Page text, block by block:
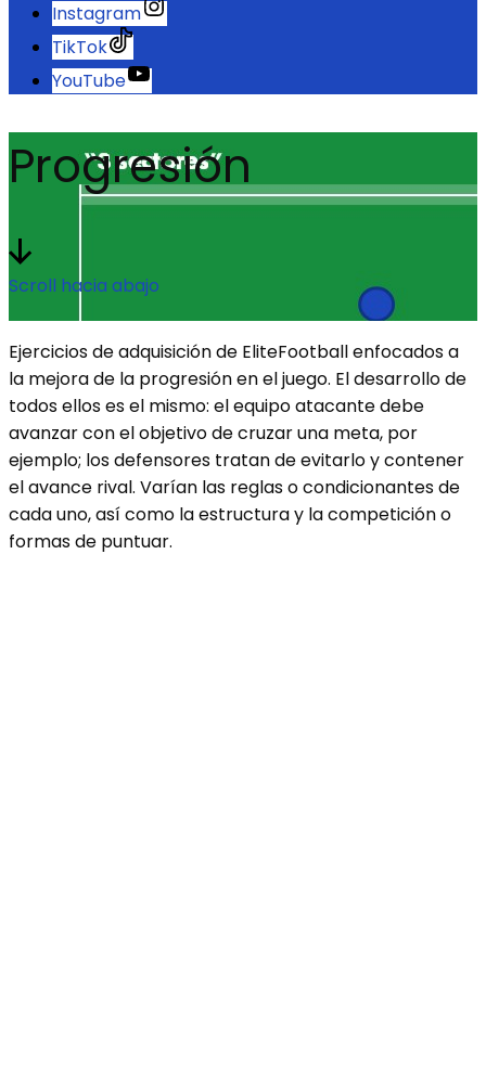
Instagram
TikTok
YouTube
Progresión
Scroll hacia abajo
Ejercicios de adquisición de EliteFootball enfocados a
la mejora de la progresión en el juego. El desarrollo de
todos ellos es el mismo: el equipo atacante debe
avanzar con el objetivo de cruzar una meta, por
ejemplo; los defensores tratan de evitarlo y contener
el avance rival. Varían las reglas o condicionantes de
cada uno, así como la estructura y la competición o
formas de puntuar.